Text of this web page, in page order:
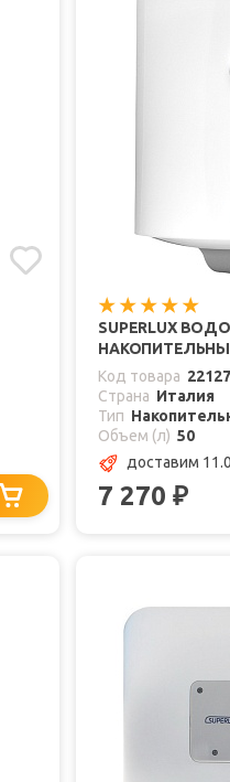
SUPERLUX
Код товара
Страна Италия
Тип
Объем (л) 50
доставим
7 270 ₽